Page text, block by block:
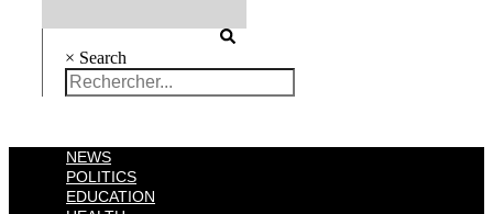
× Search
NEWS
POLITICS
EDUCATION